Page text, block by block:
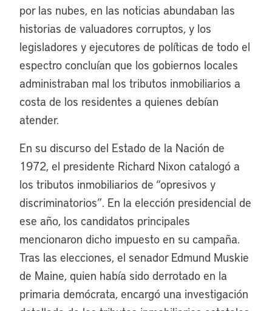
por las nubes, en las noticias abundaban las
historias de valuadores corruptos, y los
legisladores y ejecutores de políticas de todo el
espectro concluían que los gobiernos locales
administraban mal los tributos inmobiliarios a
costa de los residentes a quienes debían
atender.
En su discurso del Estado de la Nación de
1972, el presidente Richard Nixon catalogó a
los tributos inmobiliarios de “opresivos y
discriminatorios”. En la elección presidencial de
ese año, los candidatos principales
mencionaron dicho impuesto en su campaña.
Tras las elecciones, el senador Edmund Muskie
de Maine, quien había sido derrotado en la
primaria demócrata, encargó una investigación